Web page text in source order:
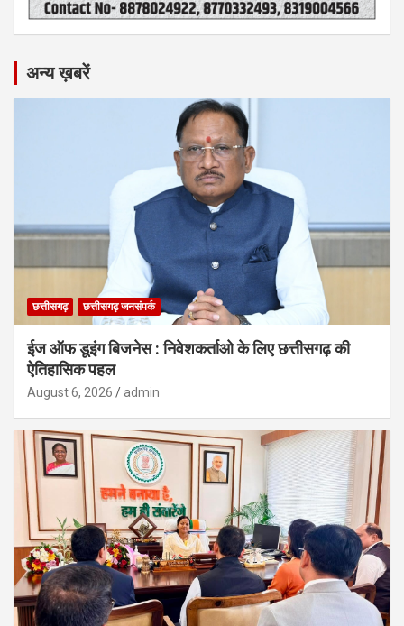
अन्य ख़बरें
छत्तीसगढ़ छत्तीसगढ़ जनसंपर्क
ईज ऑफ डूइंग बिजनेस : निवेशकर्ताओ के लिए छत्तीसगढ़ की
ऐतिहासिक पहल
August 6, 2026 admin